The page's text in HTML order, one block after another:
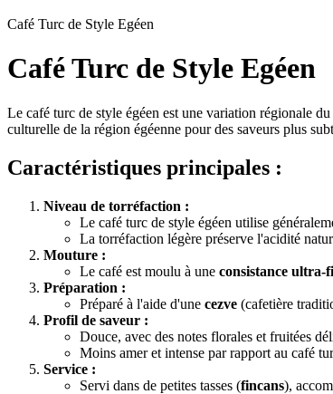
Café Turc de Style Egéen
Café Turc de Style Egéen
Le café turc de style égéen est une variation régionale
culturelle de la région égéenne pour des saveurs plus
Caractéristiques principales :
Niveau de torréfaction :
Le café turc de style égéen utilise
La torréfaction légère préserve l'acidité
Mouture :
Le café est moulu à une consistance ultra-
Préparation :
Préparé à l'aide d'une cezve (cafetière
Profil de saveur :
Douce, avec des notes florales et fruitées
Moins amer et intense par rapport au café
Service :
Servi dans de petites tasses (fincans),